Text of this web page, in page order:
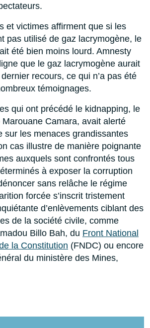
et victimes affirment que si les
pas utilisé de gaz lacrymogène, le
été bien moins lourd. Amnesty
que le gaz lacrymogène aurait
recours, ce qui n’a pas été
témoignages.
qui ont précédé le kidnapping, le
Camara, avait alerté
sur les menaces grandissantes
cas illustre de manière poignante
auxquels sont confrontés tous
à exposer la corruption
sans relâche le régime
forcée s’inscrit tristement
d’enlèvements ciblant des
de la société civile, comme
Billo Bah, du Front National
la Constitution (FNDC) ou encore
du ministère des Mines,